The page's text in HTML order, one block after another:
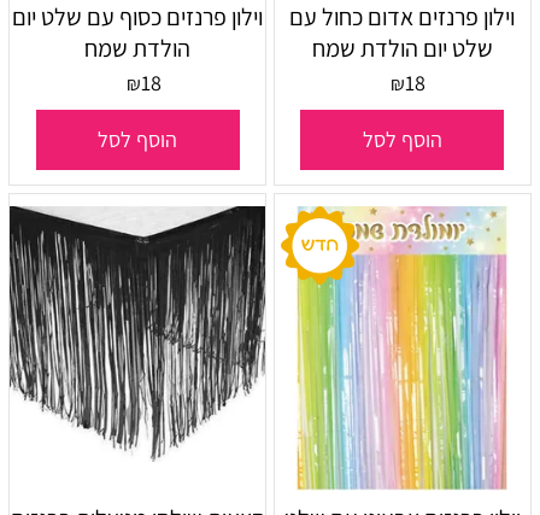
וילון פרנזים אדום כחול עם
שלט יום הולדת שמח
₪18
הוסף לסל
וילון פרנזים כסוף עם שלט יום
הולדת שמח
₪18
הוסף לסל